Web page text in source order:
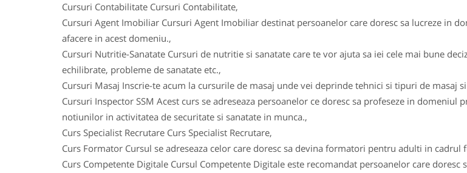
Cursuri Contabilitate Cursuri Contabilitate,
Cursuri Agent Imobiliar Cursuri Agent Imobiliar destinat persoanelor care doresc sa lucreze in
afacere in acest domeniu.,
Cursuri Nutritie-Sanatate Cursuri de nutritie si sanatate care te vor ajuta sa iei cele mai bune
echilibrate, probleme de sanatate etc.,
Cursuri Masaj Inscrie-te acum la cursurile de masaj unde vei deprinde tehnici si tipuri de masaj
Cursuri Inspector SSM Acest curs se adreseaza persoanelor ce doresc sa profeseze in
notiunilor in activitatea de securitate si sanatate in munca.,
Curs Specialist Recrutare Curs Specialist Recrutare,
Curs Formator Cursul se adreseaza celor care doresc sa devina formatori pentru adulti in
Curs Competente Digitale Cursul Competente Digitale este recomandat persoanelor care